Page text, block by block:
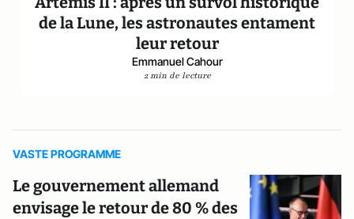
de la Lune, les astronautes entament
leur retour
Emmanuel Cahour
2 min de lecture
VASTE PROGRAMME
Le gouvernement allemand
envisage le retour de 80 % des